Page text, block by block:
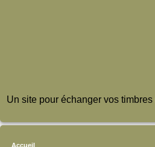
Un site pour échanger vos
Accueil